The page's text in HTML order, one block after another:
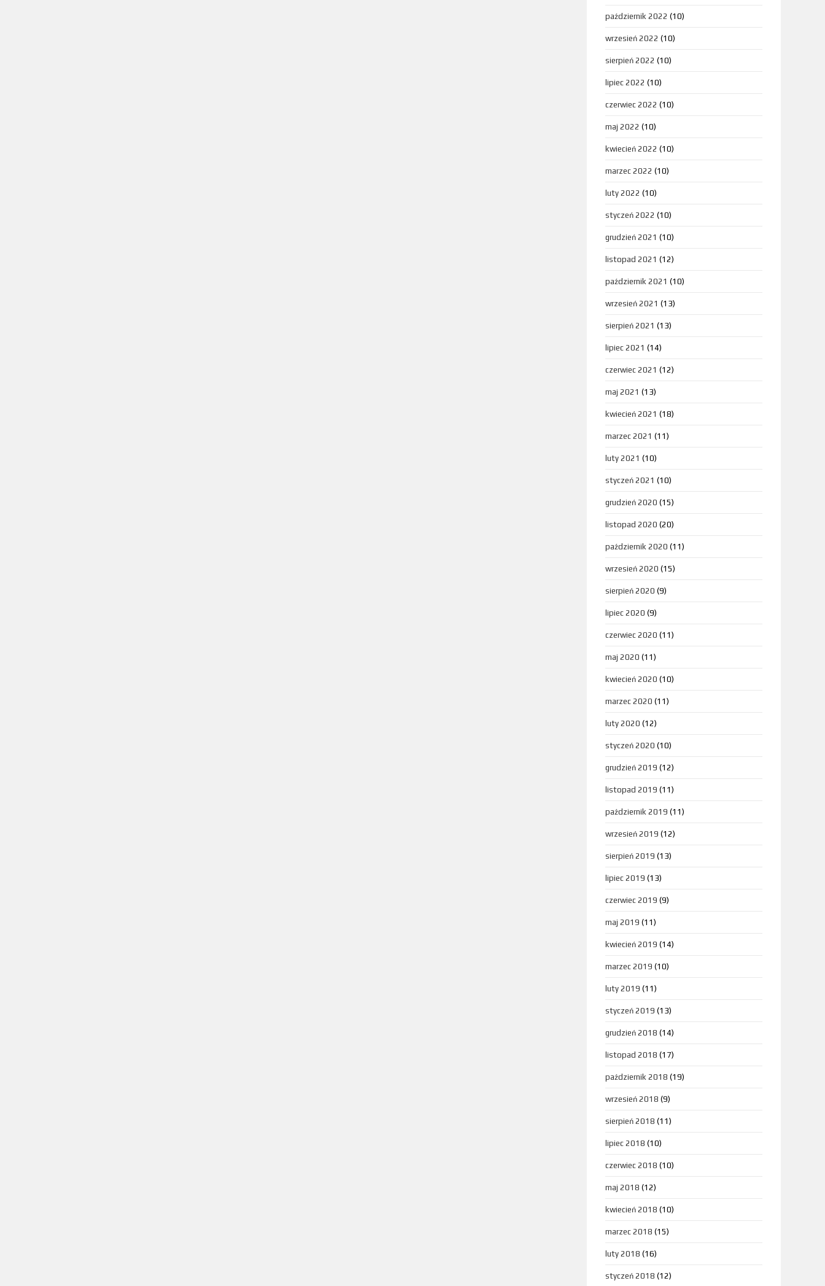
październik 2022 (10)
wrzesień 2022 (10)
sierpień 2022 (10)
lipiec 2022 (10)
czerwiec 2022 (10)
maj 2022 (10)
kwiecień 2022 (10)
marzec 2022 (10)
luty 2022 (10)
styczeń 2022 (10)
grudzień 2021 (10)
listopad 2021 (12)
październik 2021 (10)
wrzesień 2021 (13)
sierpień 2021 (13)
lipiec 2021 (14)
czerwiec 2021 (12)
maj 2021 (13)
kwiecień 2021 (18)
marzec 2021 (11)
luty 2021 (10)
styczeń 2021 (10)
grudzień 2020 (15)
listopad 2020 (20)
październik 2020 (11)
wrzesień 2020 (15)
sierpień 2020 (9)
lipiec 2020 (9)
czerwiec 2020 (11)
maj 2020 (11)
kwiecień 2020 (10)
marzec 2020 (11)
luty 2020 (12)
styczeń 2020 (10)
grudzień 2019 (12)
listopad 2019 (11)
październik 2019 (11)
wrzesień 2019 (12)
sierpień 2019 (13)
lipiec 2019 (13)
czerwiec 2019 (9)
maj 2019 (11)
kwiecień 2019 (14)
marzec 2019 (10)
luty 2019 (11)
styczeń 2019 (13)
grudzień 2018 (14)
listopad 2018 (17)
październik 2018 (19)
wrzesień 2018 (9)
sierpień 2018 (11)
lipiec 2018 (10)
czerwiec 2018 (10)
maj 2018 (12)
kwiecień 2018 (10)
marzec 2018 (15)
luty 2018 (16)
styczeń 2018 (12)